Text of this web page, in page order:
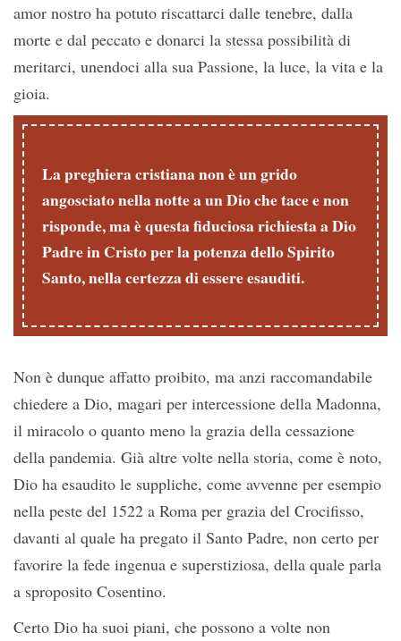
amor nostro ha potuto riscattarci dalle tenebre, dalla
morte e dal peccato e donarci la stessa possibilità di
meritarci, unendoci alla sua Passione, la luce, la vita e la
gioia.
La preghiera cristiana non è un grido
angosciato nella notte a un Dio che tace e non
risponde, ma è questa fiduciosa richiesta a Dio
Padre in Cristo per la potenza dello Spirito
Santo, nella certezza di essere esauditi.
Non è dunque affatto proibito, ma anzi raccomandabile
chiedere a Dio, magari per intercessione della Madonna,
il miracolo o quanto meno la grazia della cessazione
della pandemia. Già altre volte nella storia, come è noto,
Dio ha esaudito le suppliche, come avvenne per esempio
nella peste del 1522 a Roma per grazia del Crocifisso,
davanti al quale ha pregato il Santo Padre, non certo per
favorire la fede ingenua e superstiziosa, della quale parla
a sproposito Cosentino.
Certo Dio ha suoi piani, che possono a volte non